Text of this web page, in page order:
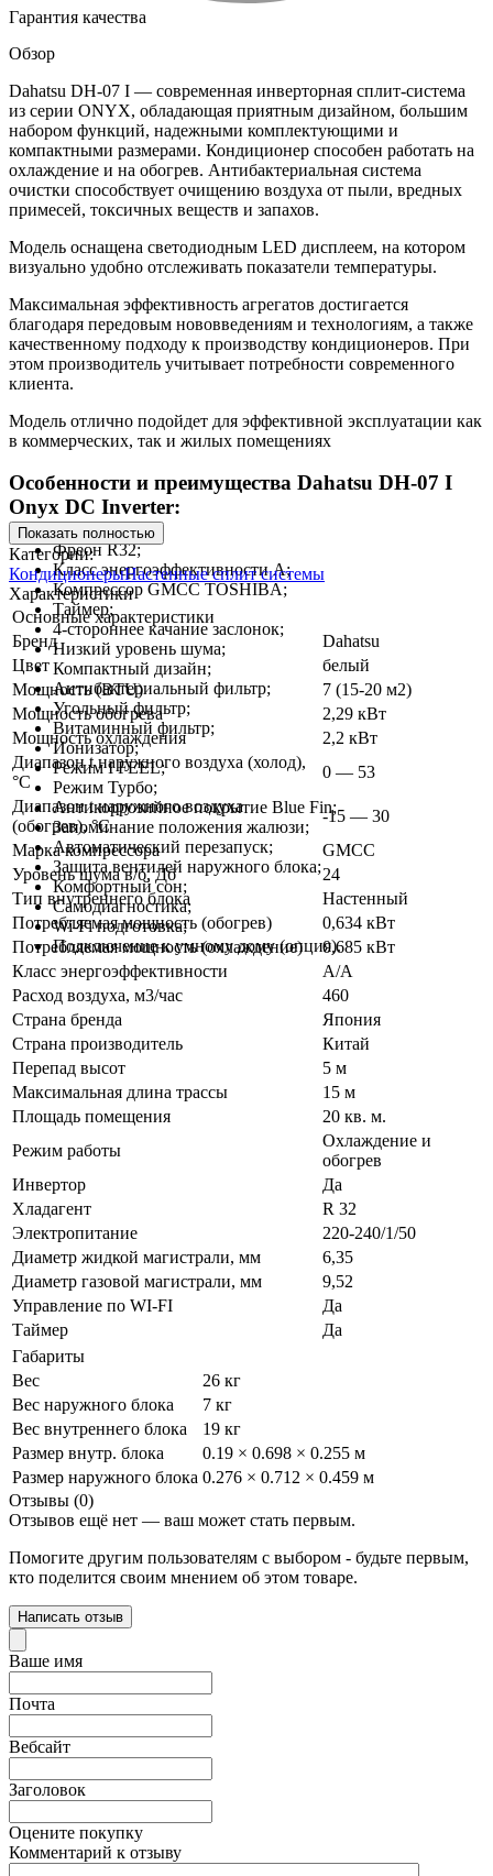
Гарантия качества
Обзор
Dahatsu DH-07 I — современная инверторная сплит-система
из серии ONYX, обладающая приятным дизайном, большим
набором функций, надежными комплектующими и
компактными размерами. Кондиционер способен работать на
охлаждение и на обогрев. Антибактериальная система
очистки способствует очищению воздуха от пыли, вредных
примесей, токсичных веществ и запахов.
Модель оснащена светодиодным LED дисплеем, на котором
визуально удобно отслеживать показатели температуры.
Максимальная эффективность агрегатов достигается
благодаря передовым нововведениям и технологиям, а также
качественному подходу к производству кондиционеров. При
этом производитель учитывает потребности современного
клиента.
Модель отлично подойдет для эффективной эксплуатации как
в коммерческих, так и жилых помещениях
Особенности и преимущества Dahatsu DH-07 I
Onyx DC Inverter:
Фреон R32;
Класс энергоэффективности А;
Компрессор GMCC TOSHIBA;
Таймер;
4-стороннее качание заслонок;
Низкий уровень шума;
Компактный дизайн;
Антибактериальный фильтр;
Угольный фильтр;
Витаминный фильтр;
Ионизатор;
Режим I FEEL;
Режим Турбо;
Антикоррозийное покрытие Blue Fin;
Запоминание положения жалюзи;
Автоматический перезапуск;
Защита вентилей наружного блока;
Комфортный сон;
Самодиагностика;
Wi-Fi подготовка;
Подключение к умному дому (опция).
Показать полностью
Категории:
КондиционерыНастенные сплит системы
Характеристики
Основные характеристики
Бренд
Dahatsu
Цвет
белый
Мощность (BTU)
7 (15-20 м2)
Мощность обогрева
2,29 кВт
Мощность охлаждения
2,2 кВт
Диапазон t наружного воздуха (холод),
°C
0 — 53
Диапазон t наружного воздуха
(обогрев), °C
-15 — 30
Марка компрессора
GMCC
Уровень шума в/б, Дб
24
Тип внутреннего блока
Настенный
Потребляемая мощность (обогрев)
0,634 кВт
Потребляемая мощность (охлаждение)
0,685 кВт
Класс энергоэффективности
A/A
Расход воздуха, м3/час
460
Страна бренда
Япония
Страна производитель
Китай
Перепад высот
5 м
Максимальная длина трассы
15 м
Площадь помещения
20 кв. м.
Режим работы
Охлаждение и
обогрев
Инвертор
Да
Хладагент
R 32
Электропитание
220-240/1/50
Диаметр жидкой магистрали, мм
6,35
Диаметр газовой магистрали, мм
9,52
Управление по WI-FI
Да
Таймер
Да
Габариты
Вес
26 кг
Вес наружного блока
7 кг
Вес внутреннего блока
19 кг
Размер внутр. блока
0.19 × 0.698 × 0.255 м
Размер наружного блока 0.276 × 0.712 × 0.459 м
Отзывы (0)
Отзывов ещё нет — ваш может стать первым.
Помогите другим пользователям с выбором - будьте первым,
кто поделится своим мнением об этом товаре.
Написать отзыв
Ваше имя
Почта
Вебсайт
Заголовок
Оцените покупку
Комментарий к отзыву